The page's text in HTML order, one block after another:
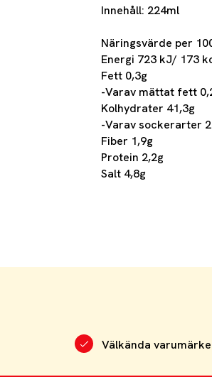
Innehåll: 224ml
Näringsvärde per
Energi 723 kJ/ 173
Fett 0,3g
-Varav mättat fett
Kolhydrater 41,3g
-Varav sockerarter
Fiber 1,9g
Protein 2,2g
Salt 4,8g
Välkända